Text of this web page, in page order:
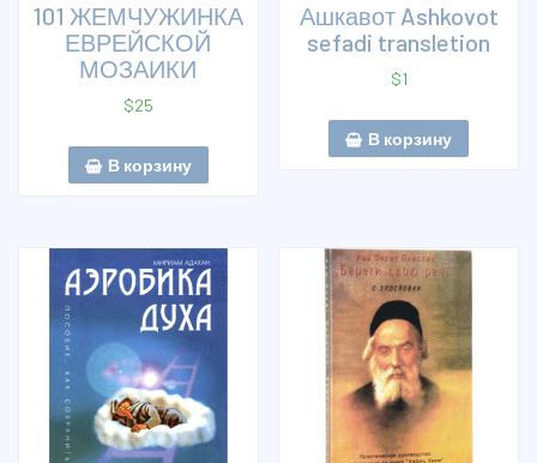
101 ЖЕМЧУЖИНКА
ЕВРЕЙСКОЙ
МОЗАИКИ
$25
В корзину
Ашкавот Ashkovot
sefadi transletion
$1
В корзину